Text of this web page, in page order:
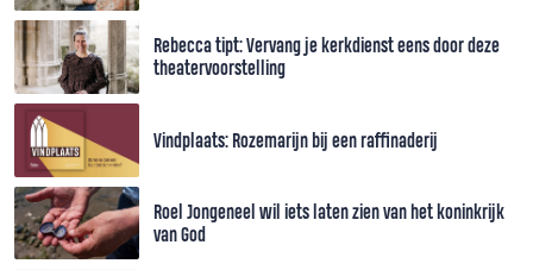
Rebecca tipt: Vervang je kerkdienst eens door deze
theatervoorstelling
Vindplaats: Rozemarijn bij een raffinaderij
Roel Jongeneel wil iets laten zien van het koninkrijk
van God